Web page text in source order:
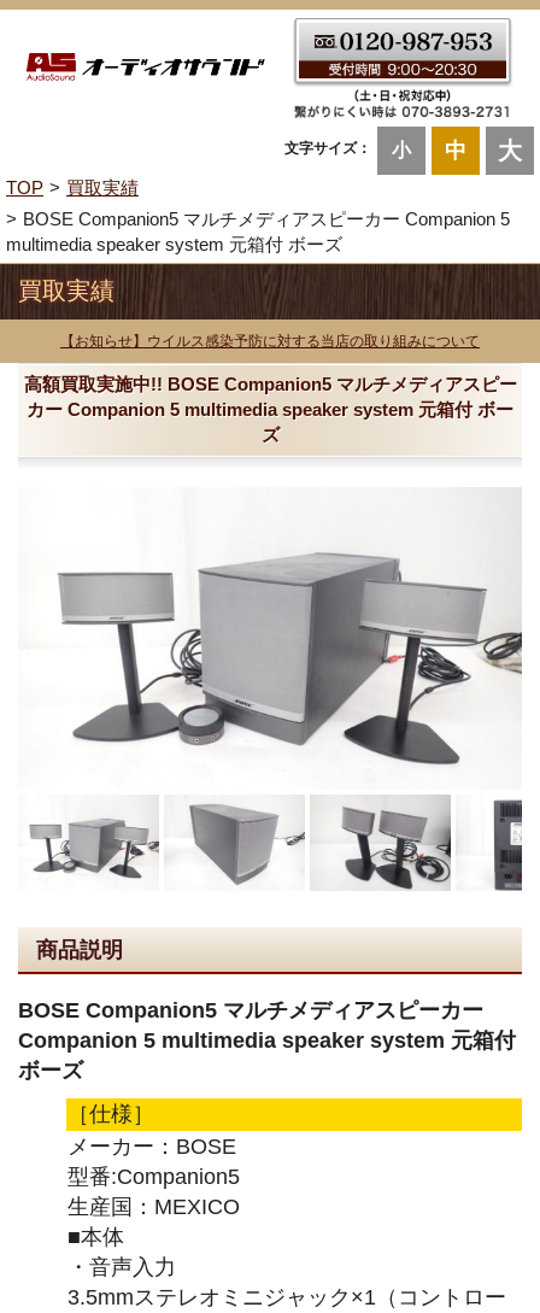
文字サイズ： 小 中 大
TOP
買取実績
BOSE Companion5 マルチメディアスピーカー Companion 5
multimedia speaker system 元箱付 ボーズ
買取実績
【お知らせ】ウイルス感染予防に対する当店の取り組みについて
高額買取実施中!! BOSE Companion5 マルチメディアスピー
カー Companion 5 multimedia speaker system 元箱付 ボー
ズ
商品説明
BOSE Companion5 マルチメディアスピーカー
Companion 5 multimedia speaker system 元箱付
ボーズ
［仕様］
メーカー：BOSE
型番:Companion5
生産国：MEXICO
■本体
・音声入力
3.5mmステレオミニジャック×1（コントロー